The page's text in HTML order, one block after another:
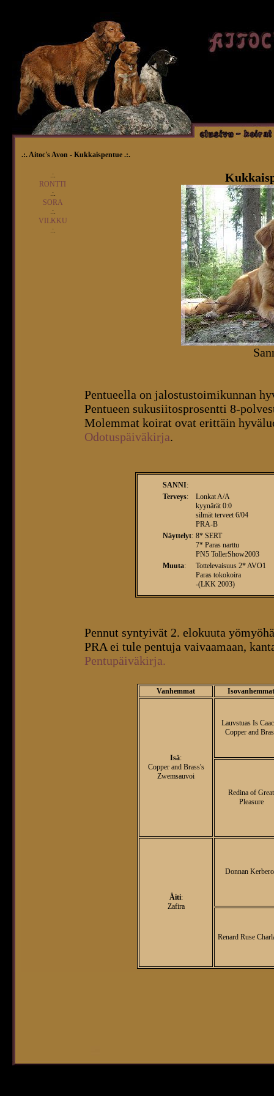
.:. Aitoc's Avon - Kukkaispentue .:.
.:.
RONTTI
.:.
SORA
.:.
VILKKU
.:.
Pentueella on jalostustoimikunnan
Pentueen sukusiitosprosentti 8-
Molemmat koirat ovat erittäin
Odotuspäiväkirja.
SANNI:
Terveys:
Lonkat A/A
kyynärät 0:0
silmät terveet 6/04
PRA-B
Näyttelyt: 8* SERT
7* Paras narttu
PN5 TollerShow2003
Muuta:
Tottelevaisuus 2* AVO1
Paras tokokoira
-(LKK 2003)
Pennut syntyivät 2. elokuuta
PRA ei tule pentuja vaivaamaan,
Pentupäiväkirja.
Vanhemmat Isovanhemmat
Isä:
Copper and Brass's
Zwemsauvoi
Lauvstuas Is
Copper and
Redina of Great
Pleasure
Äiti:
Zafira
Donnan
Renard Ruse